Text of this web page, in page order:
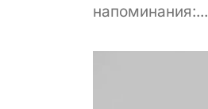
напоминания:...